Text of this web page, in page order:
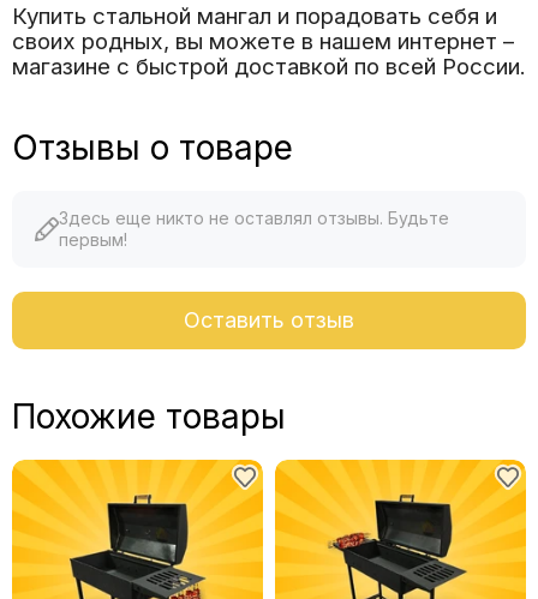
Купить стальной мангал и порадовать себя и
своих родных, вы можете в нашем интернет –
магазине с быстрой доставкой по всей России.
Отзывы о товаре
Здесь еще никто не оставлял отзывы. Будьте
первым!
Оставить отзыв
Похожие товары